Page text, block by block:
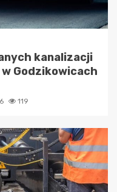
kanalizacji
Godzikowicach
119